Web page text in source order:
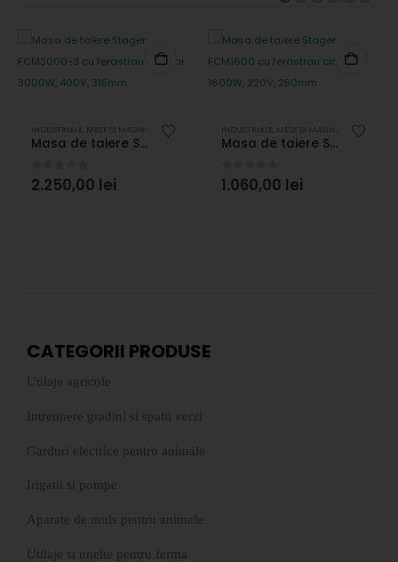
UTILAJE CONSTRUCTII
INDUSTRIALE MESE SI MASINI DE TAIAT PENTRU LEMN PRELUCRAREA LEMNULUI UTILAJE
Masa de taiere Stager FCM3000-3 cu ferastrau circular 3000W, 400V, 315mm
0 out of 5
2.250,00 lei
INDUSTRIALE MESE SI MASINI DE TAIAT
Masa de taiere Stager FCM1600 cu ferastrau circular 1600W, 220V, 250mm
0 out of 5
1.060,00 lei
CATEGORII PRODUSE
Utilaje agricole
Intretinere gradini si spatii verzi
Garduri electrice pentru animale
Irigatii si pompe
Aparate de muls pentru animale
Utilaje si unelte pentru ferma